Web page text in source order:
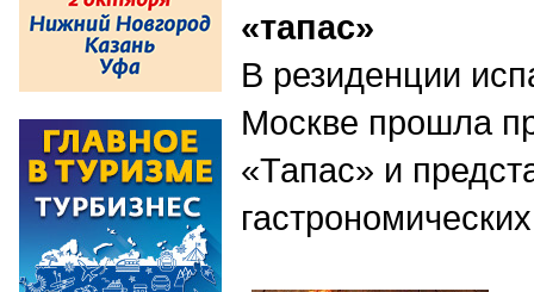
«тапас»
В резиденции
Москве прошла
«Тапас» и